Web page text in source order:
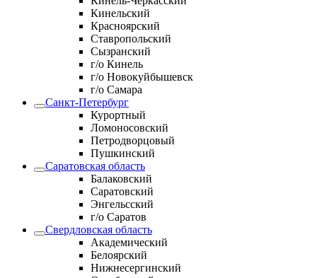
Кинельский
Красноярский
Ставропольский
Сызранский
г/о Кинель
г/о Новокуйбышевск
г/о Самара
Санкт-Петербург
Курортный
Ломоносовский
Петродворцовый
Пушкинский
Саратовская область
Балаковский
Саратовский
Энгельсский
г/о Саратов
Свердловская область
Академический
Белоярский
Нижнесергинский